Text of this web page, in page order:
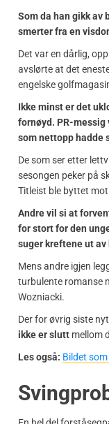
Som da han gikk av
smerter fra en
Det var en dårlig,
avslørte at det
engelske
Ikke minst er det
fornøyd. PR-messig
som nettopp hadde
De som ser etter
sesongen peker på
Titleist ble byttet
Andre vil si at
for stort for den
suger kreftene ut av
Mens andre igjen
turbulente romanse
Wozniacki.
Der for øvrig siste
ikke er slutt mellom
Les også: Bildet